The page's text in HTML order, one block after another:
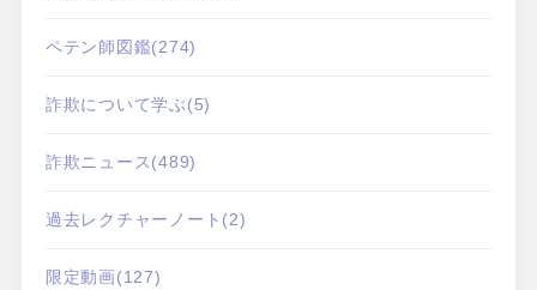
ペテン師図鑑(274)
詐欺について学ぶ(5)
詐欺ニュース(489)
過去レクチャーノート (2)
限定動画(127)